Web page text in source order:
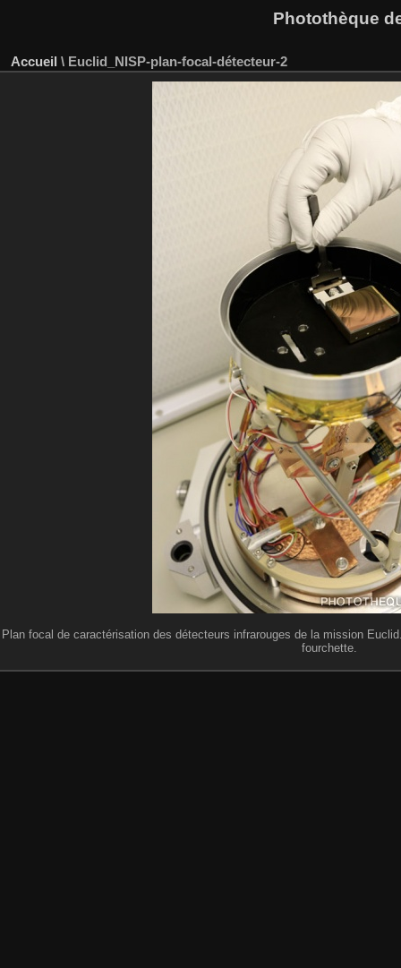
Photothèque
Accueil \ Euclid_NISP-plan-focal-détecteur-2
Plan focal de caractérisation des détecteurs infrarouges de la mission
fourchette.